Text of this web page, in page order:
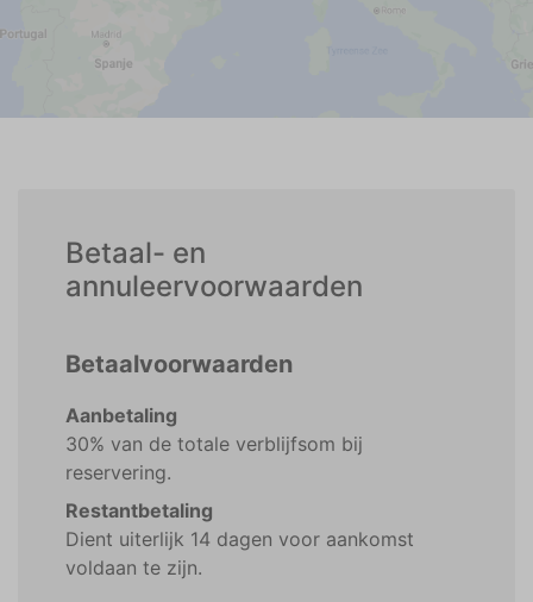
Betaal- en
annuleervoorwaarden
Betaalvoorwaarden
Aanbetaling
30% van de totale verblijfsom bij
reservering.
Restantbetaling
Dient uiterlijk 14 dagen voor aankomst
voldaan te zijn.